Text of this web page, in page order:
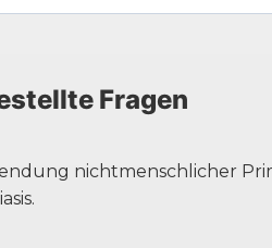
Fragen
nichtmenschlicher